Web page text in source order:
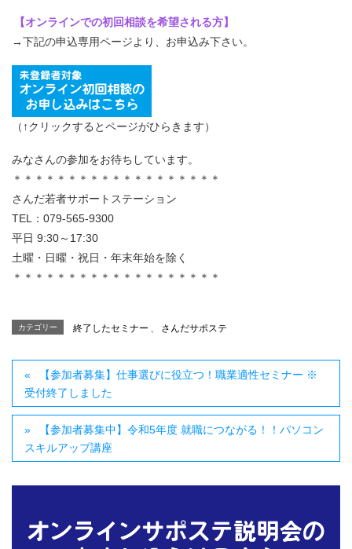
【オンラインでの初回相談を希望される方】
→下記の申込専用ページより、お申込み下さい。
（↑クリックするとページがひらきます）
みなさんの参加をお待ちしています。
＊＊＊＊＊＊＊＊＊＊＊＊＊＊＊＊＊＊＊
さんだ若者サポートステーション
TEL：079-565-9300
平日 9:30～17:30
土曜・日曜・祝日・年末年始を除く
＊＊＊＊＊＊＊＊＊＊＊＊＊＊＊＊＊＊＊
カテゴリー 終了したセミナー 、 さんだサポステ
【参加者募集】仕事選びに役立つ！職業適性セミナー ※
受付終了しました
【参加者募集中】令和5年度 就職につながる！！パソコン
スキルアップ講座